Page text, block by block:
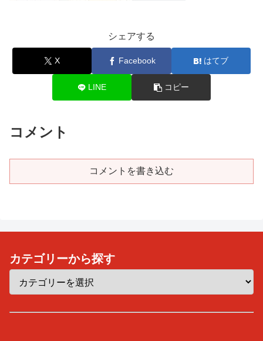
シェアする
X Facebook はてブ
LINE コピー
コメント
コメントを書き込む
カテゴリーから探す